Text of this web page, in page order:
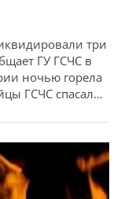
три
ГУ ГСЧС в
ночью горела
ГСЧС спасали